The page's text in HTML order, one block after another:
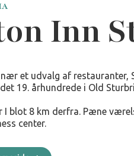
Inn
et udvalg af restauranter,
19. århundrede i Old
I blot 8 km derfra. Pæne
center.